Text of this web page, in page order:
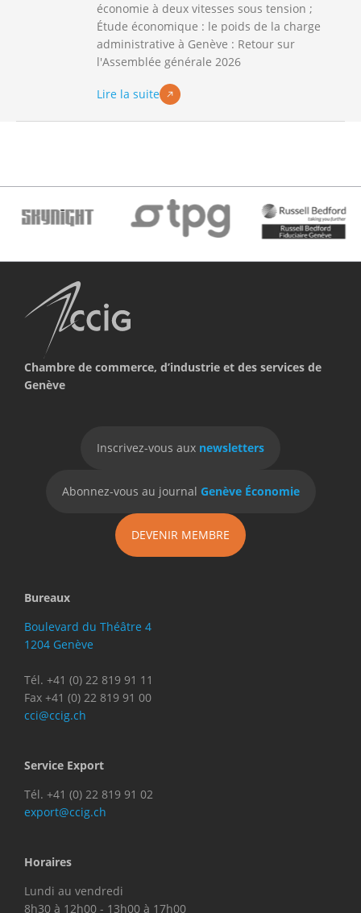
économie à deux vitesses sous tension ;
Étude économique : le poids de la charge
administrative à Genève : Retour sur
l'Assemblée générale 2026
Lire la suite
Chambre de commerce, d’industrie et des services de
Genève
Inscrivez-vous aux newsletters
Abonnez-vous au journal Genève Économie
DEVENIR MEMBRE
Bureaux
Boulevard du Théâtre 4
1204 Genève
Tél. +41 (0) 22 819 91 11
Fax +41 (0) 22 819 91 00
cci@ccig.ch
Service Export
Tél. +41 (0) 22 819 91 02
export@ccig.ch
Horaires
Lundi au vendredi
8h30 à 12h00 - 13h00 à 17h00